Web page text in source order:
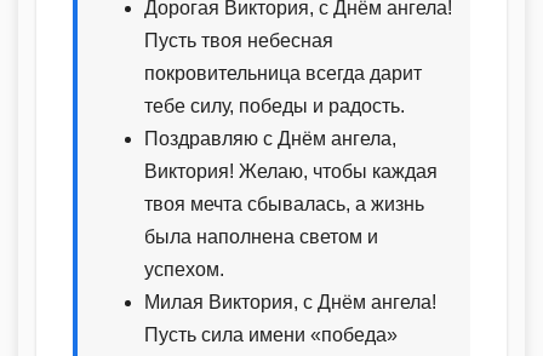
Дорогая Виктория, с Днём ангела!
Пусть твоя небесная
покровительница всегда дарит
тебе силу, победы и радость.
Поздравляю с Днём ангела,
Виктория! Желаю, чтобы каждая
твоя мечта сбывалась, а жизнь
была наполнена светом и
успехом.
Милая Виктория, с Днём ангела!
Пусть сила имени «победа»